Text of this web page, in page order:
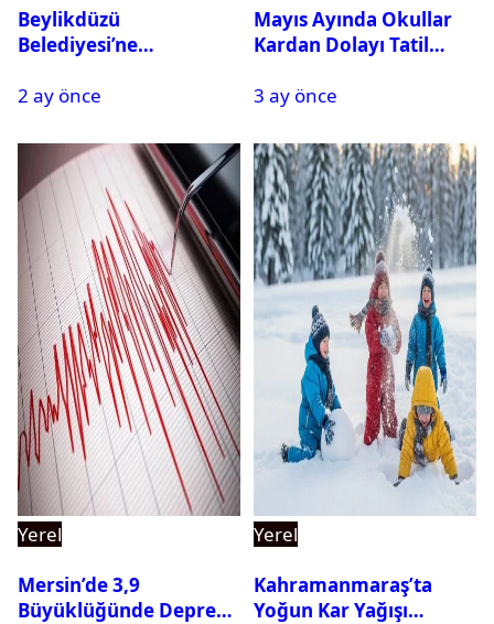
Beylikdüzü
Belediyesi’ne
Gözaltına Alındı
2 ay önce
Mayıs Ayında Okullar
Kardan Dolayı Tatil
3 ay önce
Yerel
Mersin’de 3,9
Büyüklüğünde Deprem
Yerel
Kahramanmaraş’ta
Yoğun Kar Yağışı